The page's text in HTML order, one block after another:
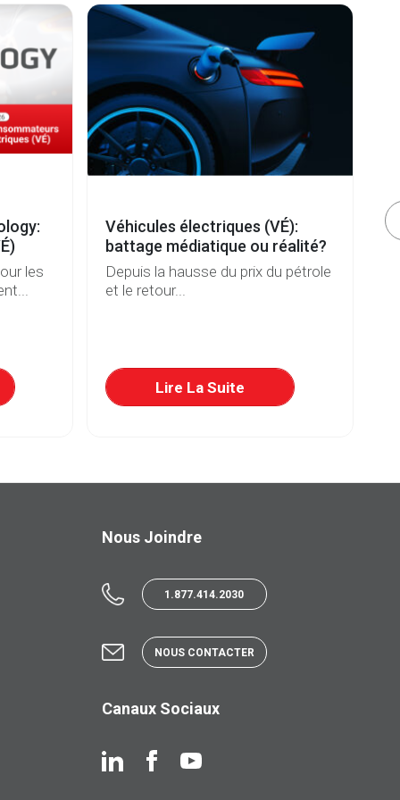
les
Véhicules électriques (VÉ):
battage médiatique ou réalité?
Depuis la hausse du prix du pétrole
et le retour...
Lire La Suite
Nous Joindre
1.877.414.2030
NOUS CONTACTER
Canaux Sociaux